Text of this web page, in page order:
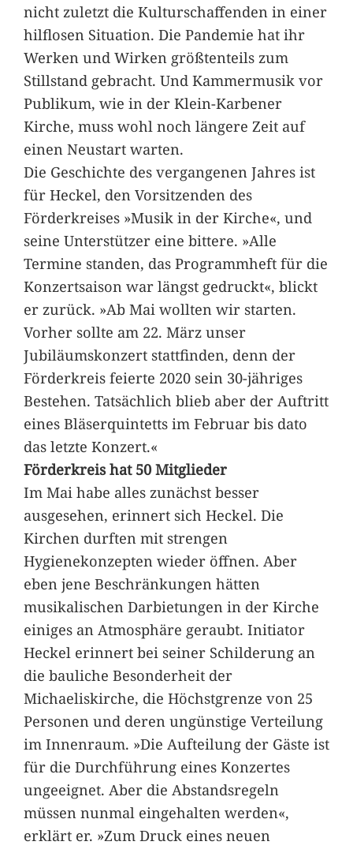
nicht zuletzt die Kulturschaffenden in einer
hilflosen Situation. Die Pandemie hat ihr
Werken und Wirken größtenteils zum
Stillstand gebracht. Und Kammermusik vor
Publikum, wie in der Klein-Karbener
Kirche, muss wohl noch längere Zeit auf
einen Neustart warten.
Die Geschichte des vergangenen Jahres ist
für Heckel, den Vorsitzenden des
Förderkreises »Musik in der Kirche«, und
seine Unterstützer eine bittere. »Alle
Termine standen, das Programmheft für die
Konzertsaison war längst gedruckt«, blickt
er zurück. »Ab Mai wollten wir starten.
Vorher sollte am 22. März unser
Jubiläumskonzert stattfinden, denn der
Förderkreis feierte 2020 sein 30-jähriges
Bestehen. Tatsächlich blieb aber der Auftritt
eines Bläserquintetts im Februar bis dato
das letzte Konzert.«
Förderkreis hat 50 Mitglieder
Im Mai habe alles zunächst besser
ausgesehen, erinnert sich Heckel. Die
Kirchen durften mit strengen
Hygienekonzepten wieder öffnen. Aber
eben jene Beschränkungen hätten
musikalischen Darbietungen in der Kirche
einiges an Atmosphäre geraubt. Initiator
Heckel erinnert bei seiner Schilderung an
die bauliche Besonderheit der
Michaeliskirche, die Höchstgrenze von 25
Personen und deren ungünstige Verteilung
im Innenraum. »Die Aufteilung der Gäste ist
für die Durchführung eines Konzertes
ungeeignet. Aber die Abstandsregeln
müssen nunmal eingehalten werden«,
erklärt er. »Zum Druck eines neuen